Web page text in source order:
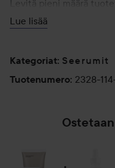
Levitä pieni määrä
Kasvoilla tuntuu
jälkeen.
30 ml
Lue lisää
Kategoriat: Seerumit
Tuotenumero: 2328-